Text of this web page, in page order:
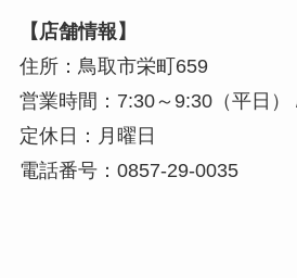
【店舗情報】
住所：鳥取市栄町659
営業時間：7:30～9:30（平日）
定休日：月曜日
電話番号：0857-29-0035